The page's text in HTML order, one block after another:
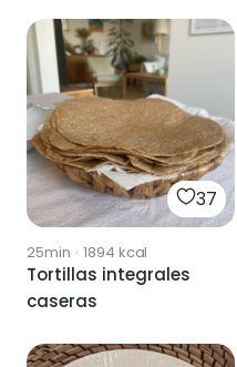
37
25min · 1894 kcal
Tortillas integrales
caseras